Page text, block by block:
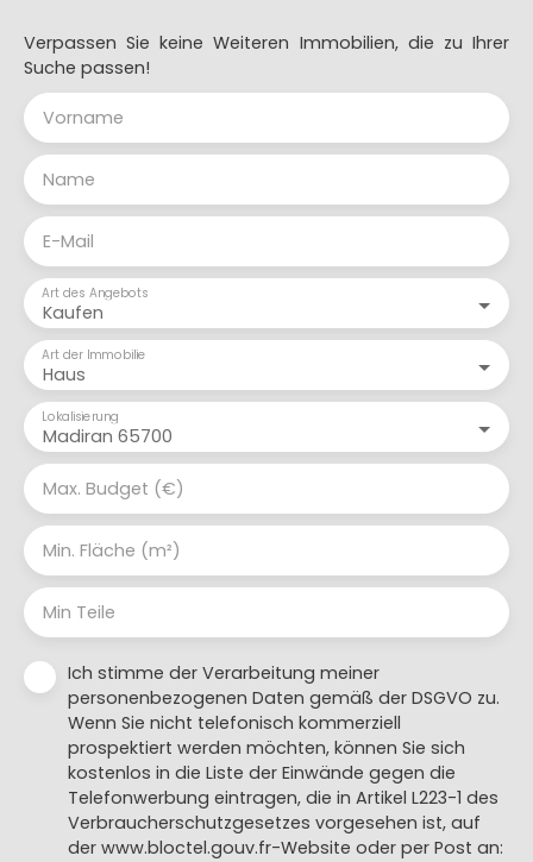
Verpassen Sie keine Weiteren Immobilien, die zu Ihrer
Suche passen!
Vorname
Name
E-Mail
Kaufen
Art des Angebots
Haus
Art der Immobilie
Madiran 65700
Lokalisierung
Max. Budget (€)
Min. Fläche (m²)
Min Teile
Ich stimme der Verarbeitung meiner
personenbezogenen Daten gemäß der DSGVO zu.
Wenn Sie nicht telefonisch kommerziell
prospektiert werden möchten, können Sie sich
kostenlos in die Liste der Einwände gegen die
Telefonwerbung eintragen, die in Artikel L223-1 des
Verbraucherschutzgesetzes vorgesehen ist, auf
der www.bloctel.gouv.fr-Website oder per Post an: